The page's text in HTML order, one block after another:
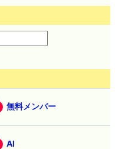
無料メンバー
AI